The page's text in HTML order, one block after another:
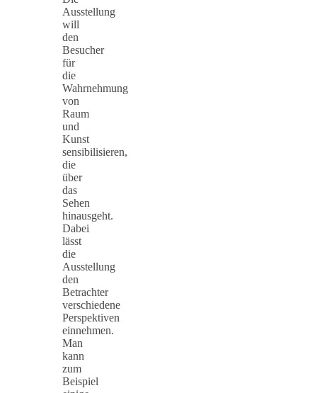
Ausstellung
will
den
Besucher
für
die
Wahrnehmung
von
Raum
und
Kunst
sensibilisieren,
die
über
das
Sehen
hinausgeht.
Dabei
lässt
die
Ausstellung
den
Betrachter
verschiedene
Perspektiven
einnehmen.
Man
kann
zum
Beispiel